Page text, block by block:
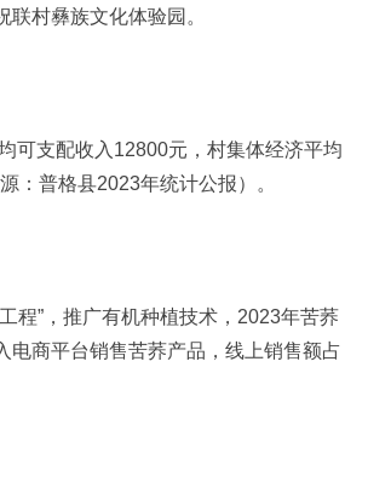
联村彝族文化体验园。
可支配收入12800元，村集体经济平均
：普格县2023年统计公报）。
程”，推广有机种植技术，2023年苦荞
电商平台销售苦荞产品，线上销售额占